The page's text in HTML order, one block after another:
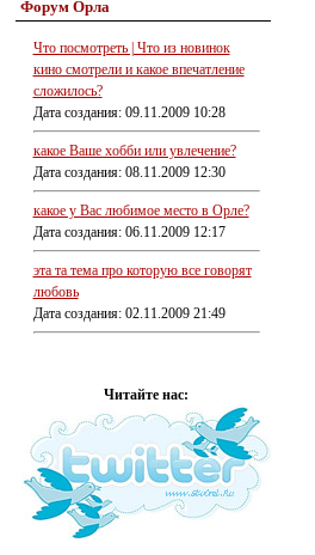
Форум Орла
Что посмотреть | Что из новинок
кино смотрели и какое впечатление
сложилось?
Дата создания: 09.11.2009 10:28
какое Ваше хобби или увлечение?
Дата создания: 08.11.2009 12:30
какое у Вас любимое место в Орле?
Дата создания: 06.11.2009 12:17
эта та тема про которую все говорят
любовь
Дата создания: 02.11.2009 21:49
Читайте нас: